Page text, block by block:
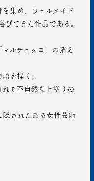
びてきた作品である。
を描く。